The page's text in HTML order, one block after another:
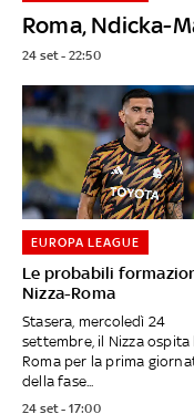
Roma, Ndicka-
24 set - 22:50
Le probabili
Nizza-Roma
EUROPA LEAGUE
Stasera, mercoledì 24
settembre, il Nizza ospita
Roma per la prima
della fase...
24 set - 17:00